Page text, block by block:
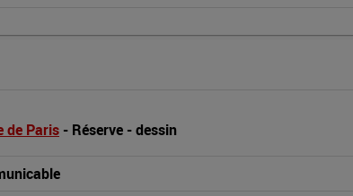
de Paris - Réserve - dessin